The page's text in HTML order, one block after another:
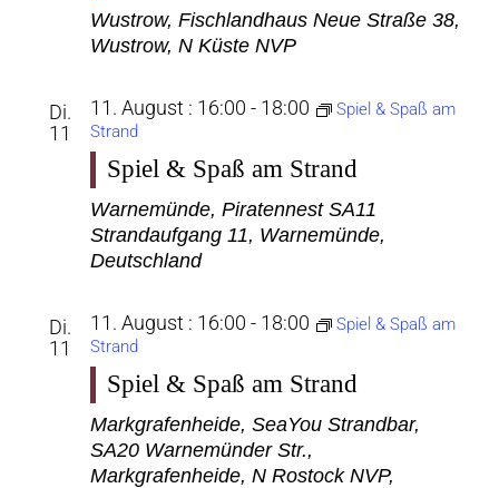
Wustrow, Fischlandhaus Neue Straße 38,
Wustrow, N Küste NVP
Di.
11
11. August : 16:00 - 18:00
Spiel & Spaß am
Strand
Spiel & Spaß am Strand
Warnemünde, Piratennest SA11
Strandaufgang 11, Warnemünde,
Deutschland
Di.
11
11. August : 16:00 - 18:00
Spiel & Spaß am
Strand
Spiel & Spaß am Strand
Markgrafenheide, SeaYou Strandbar,
SA20 Warnemünder Str.,
Markgrafenheide, N Rostock NVP,